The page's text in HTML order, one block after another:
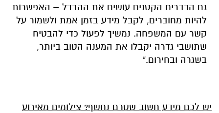
גם הדברים הקטנים עושים את ההבדל – האפשרות
להיות מחוברים, לקבל מידע בזמן אמת ולשמור על
קשר עם המשפחה. נמשיך לפעול כדי להבטיח
שתושבי גדרה יקבלו את המענה הטוב ביותר,
בשגרה ובחירום."
יש לכם מידע חשוב שטרם נחשף? צילומים מאירוע